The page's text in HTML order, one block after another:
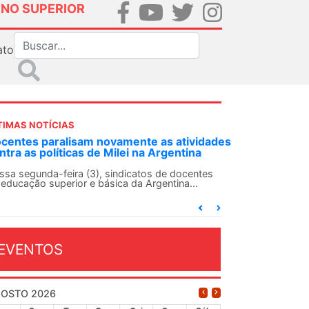
SUPERIOR
NOTÍCIAS
SN convoca docentes para Dia de
Internacionalista com Cuba em
de agosto
SN conclama suas seções sindicais e o